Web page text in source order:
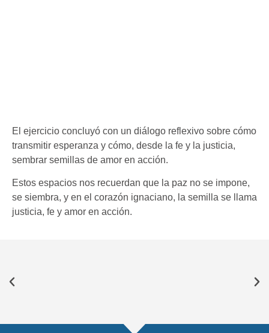
El ejercicio concluyó con un diálogo reflexivo sobre cómo
transmitir esperanza y cómo, desde la fe y la justicia,
sembrar semillas de amor en acción.
Estos espacios nos recuerdan que la paz no se impone,
se siembra, y en el corazón ignaciano, la semilla se llama
justicia, fe y amor en acción.